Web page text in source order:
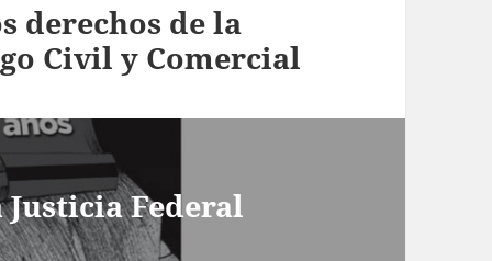
derechos de la
Civil y Comercial
Federal